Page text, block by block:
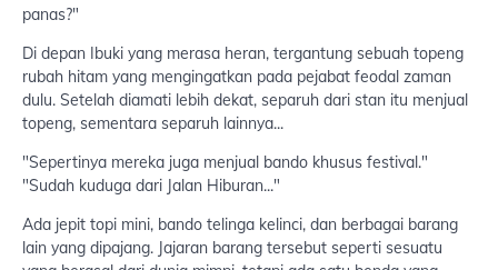
panas?"
Di depan Ibuki yang merasa heran, tergantung sebuah topeng
rubah hitam yang mengingatkan pada pejabat feodal zaman
dulu. Setelah diamati lebih dekat, separuh dari stan itu menjual
topeng, sementara separuh lainnya...
"Sepertinya mereka juga menjual bando khusus festival."
"Sudah kuduga dari Jalan Hiburan..."
Ada jepit topi mini, bando telinga kelinci, dan berbagai barang
lain yang dipajang. Jajaran barang tersebut seperti sesuatu